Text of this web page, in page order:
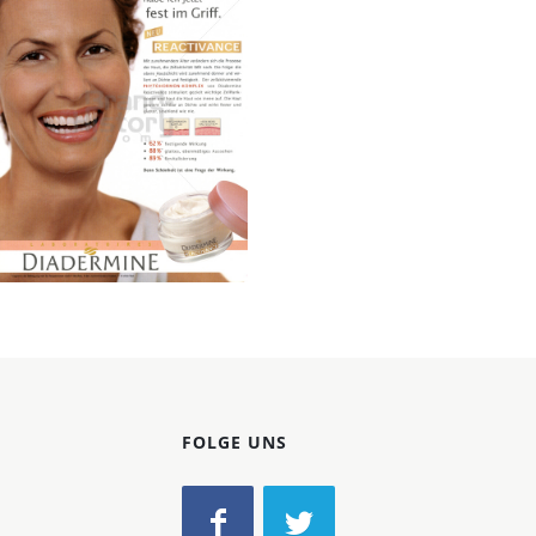
Konzerne
Epoche
DIADERMINE
Henkel Central
Eastern Europe GmbH
2003
Bild-ID: 32820
FOLGE UNS